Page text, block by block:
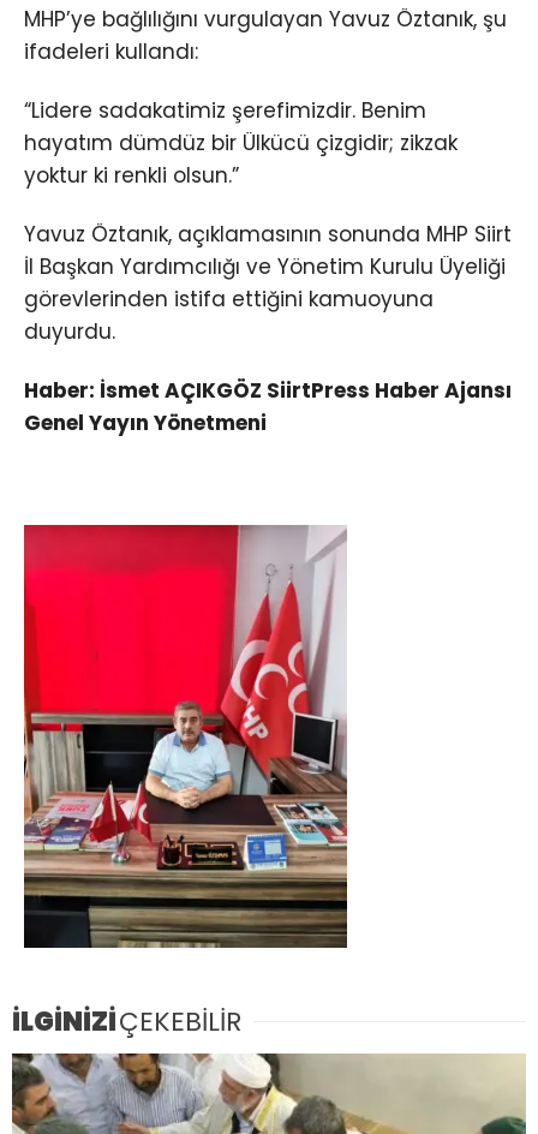
MHP’ye bağlılığını vurgulayan Yavuz Öztanık, şu
ifadeleri kullandı:
“Lidere sadakatimiz şerefimizdir. Benim
hayatım dümdüz bir Ülkücü çizgidir; zikzak
yoktur ki renkli olsun.”
Yavuz Öztanık, açıklamasının sonunda MHP Siirt
İl Başkan Yardımcılığı ve Yönetim Kurulu Üyeliği
görevlerinden istifa ettiğini kamuoyuna
duyurdu.
Haber: İsmet AÇIKGÖZ SiirtPress Haber Ajansı
Genel Yayın Yönetmeni
İLGİNİZİÇEKEBİLİR